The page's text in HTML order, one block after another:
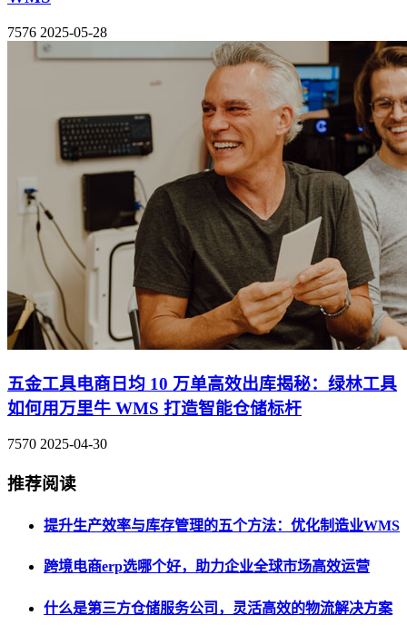
7576 2025-05-28
五金工具电商日均 10 万单高效出库揭秘：绿林工具
如何用万里牛 WMS 打造智能仓储标杆
7570 2025-04-30
推荐阅读
提升生产效率与库存管理的五个方法：优化制造业WMS
跨境电商erp选哪个好，助力企业全球市场高效运营
什么是第三方仓储服务公司，灵活高效的物流解决方案